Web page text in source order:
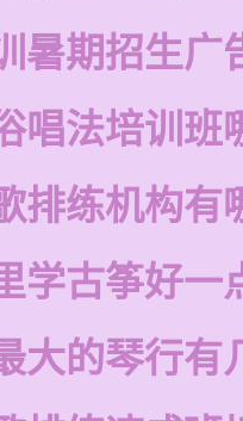
暑期招生广
唱法培训班
排练机构有
学古筝好一
大的琴行有